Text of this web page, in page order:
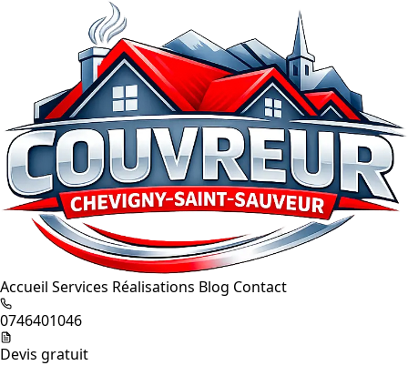
Accueil Services Réalisations Blog Contact
0746401046
Devis gratuit